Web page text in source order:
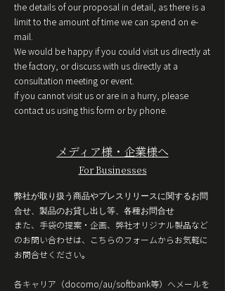
the details of our proposal in detail, as there is a
limit to the amount of time we can spend on e-
mail.
We would be happy if you could visit us directly at
the factory, or discuss with us directly at a
consultation meeting or event.
If you cannot visit us or are in a hurry, please
contact us using this form or by phone.
メディア様・企業様へ
For Businesses
弊社が取り扱う商品やプレスリリースに関するお問
合せ、製品のお貸し出し等、各種お問合せ
また、手袋の提案・企画、弊社オリジナル製品など
のお問い合わせは、こちらのフォームからお気軽に
お問合せください。
各キャリア（docomo/au/softbank等）へメールを